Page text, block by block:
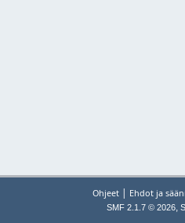
Ohjeet | Ehdot ja
SMF 2.1.7 © 2026,